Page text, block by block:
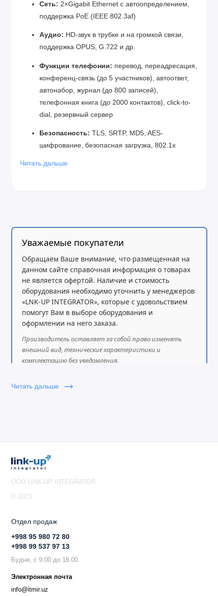
Сеть: 2×Gigabit Ethernet с автоопределением,
поддержка PoE (IEEE 802.3af)
Аудио: HD-звук в трубке и на громкой связи,
поддержка OPUS, G.722 и др.
Функции телефонии: перевод, переадресация,
конференц-связь (до 5 участников), автоответ,
автонабор, журнал (до 800 записей),
телефонная книга (до 2000 контактов), click-to-
dial, резервный сервер
Безопасность: TLS, SRTP, MD5, AES-
шифрование, безопасная загрузка, 802.1x
Управление:
Питание:адаптер 5В/600мА или PoE,
Дополнительно:сменная лицевая панель,
настенный монтаж (опция)
Размеры и вес:
Комплектация: телефон, трубка, адаптер,
подставка, кабель, руководство
Читать дальше
Уважаемые покупатели
Обращаем Ваше внимание, что размещенная на
данном сайте справочная информация о товарах
не является офертой. Наличие и стоимость
оборудования необходимо уточнить у менеджеров
«LNK-UP INTEGRATOR», которые с удовольствием
помогут Вам в выборе оборудования и
оформлении на него заказа.
Производитель оставляет за собой право изменять
внешний вид, технические характеристики и
комплектацию без уведомления.
Читать дальше
OOO LINK-UP INTEGRATOR
© 2023
Отдел продаж
+998 95 980 72 80
+998 99 537 97 13
Будни, с 9:00 до 18.00
Электронная почта
info@itmir.uz